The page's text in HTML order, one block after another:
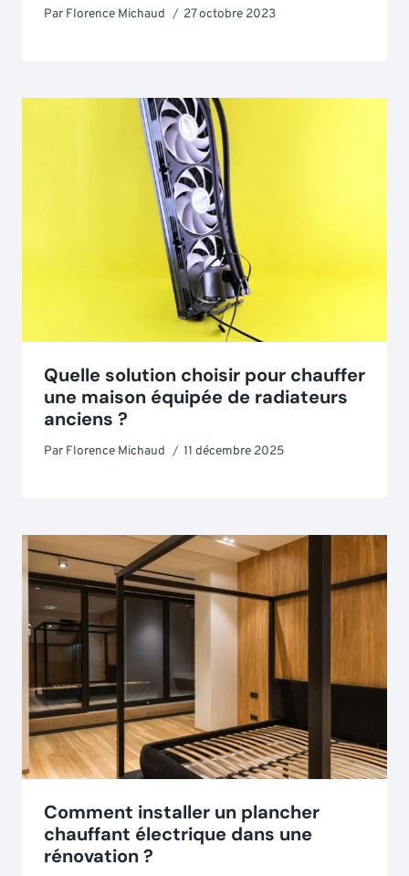
Par Florence Michaud 27 octobre 2023
Quelle solution choisir pour chauffer
une maison équipée de radiateurs
anciens ?
Par Florence Michaud 11 décembre 2025
Comment installer un plancher
chauffant électrique dans une
rénovation ?